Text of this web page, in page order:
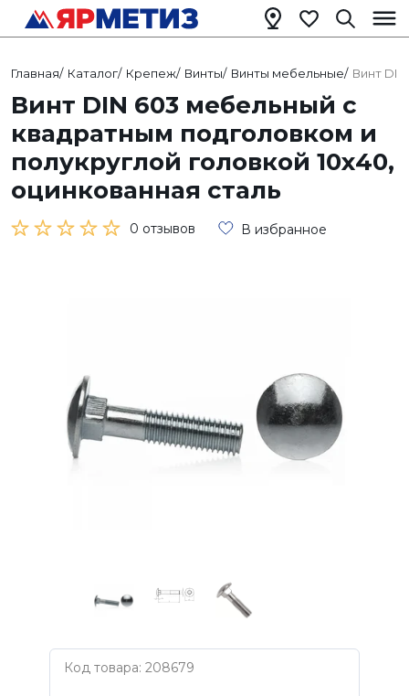
Главная/ Каталог/ Крепеж/ Винты/ Винты мебельные/ Винт
Винт DIN 603 мебельный с
квадратным подголовком и
полукруглой головкой 10х40,
оцинкованная сталь
0 отзывов В избранное
Код товара: 208679